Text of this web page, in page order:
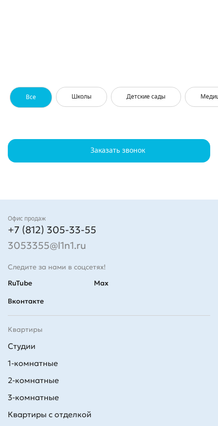
Все Школы Детские сады
Заказать звонок
Контакты
Офис продаж
+7 (812) 305-33-55
3053355@l1n1.ru
Следите за нами в соцсетях!
RuTube
Вконтакте
Max
Квартиры
Студии
1-комнатные
2-комнатные
3-комнатные
Квартиры с отделкой